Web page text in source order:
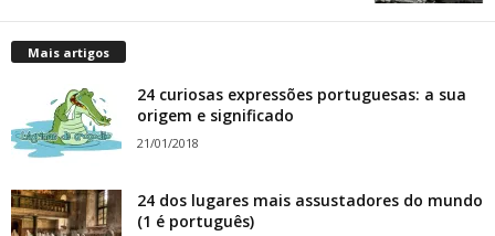
Mais artigos
24 curiosas expressões portuguesas: a sua
origem e significado
21/01/2018
24 dos lugares mais assustadores do mundo
(1 é português)